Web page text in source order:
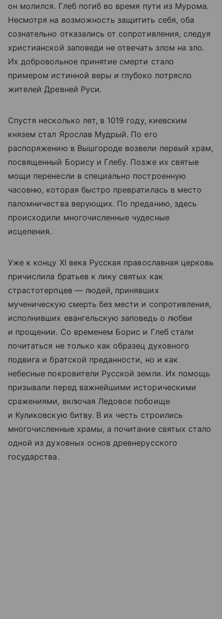
он молился. Глеб погиб во время пути из Мурома.
Несмотря на возможность защитить себя, оба
сознательно отказались от сопротивления, следуя
христианской заповеди не отвечать злом на зло.
Их добровольное принятие смерти стало
примером истинной веры и глубоко потрясло
жителей Древней Руси.
Спустя несколько лет, в 1019 году, киевским
князем стал Ярослав Мудрый. По его
распоряжению в Вышгороде возвели первый храм,
посвященный Борису и Глебу. Позже их святые
мощи перенесли в специально построенную
часовню, которая быстро превратилась в место
паломничества верующих. По преданию, здесь
происходили многочисленные чудесные
исцеления.
Уже к концу XI века Русская православная церковь
причислила братьев к лику святых как
страстотерпцев — людей, принявших
мученическую смерть без мести и сопротивления,
исполнивших евангельскую заповедь о любви
и прощении. Со временем Борис и Глеб стали
почитаться не только как образец духовного
подвига и братской преданности, но и как
небесные покровители Русской земли. Их помощь
призывали перед важнейшими историческими
сражениями, включая Ледовое побоище
и Куликовскую битву. В их честь строились
многочисленные храмы, а почитание святых стало
одной из духовных основ древнерусского
государства.